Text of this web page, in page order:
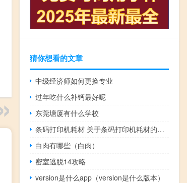
猜你想看的文章
中级经济师如何更换专业
过年吃什么补钙最好呢
东莞塘厦有什么学校
条码打印机耗材 关于条码打印机耗材的介绍
白肉有哪些（白肉）
密室逃脱14攻略
version是什么app（version是什么版本）